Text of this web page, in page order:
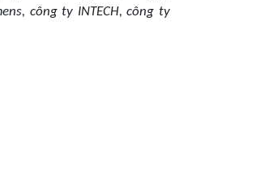
công ty INTECH, công ty